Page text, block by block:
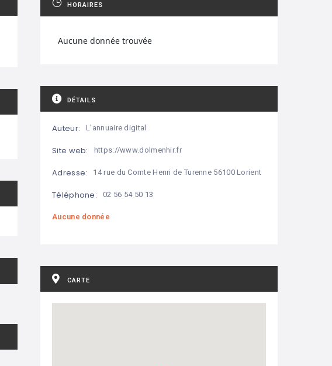
HORAIRES
Aucune donnée trouvée
DÉTAILS
Auteur: L'annuaire digital
Site web: https://www.dolmenhir.fr
Adresse: 14 rue du Comte Henri de Turenne 56100 Lorient
Téléphone: 02 56 54 50 13
Aucune donnée
CARTE